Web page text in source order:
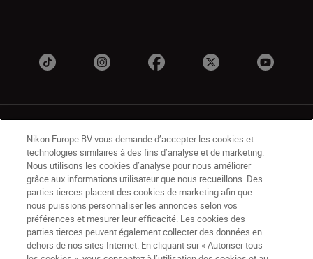
CH Nikon Sites
Contactez-nous
Avis de confidentialité
Conditions d’utilisation
CVG de la boutique Nikon Store
Notice d’information sur les cookies
Accessibilité
Nikon Europe BV vous demande d’accepter les cookies et
technologies similaires à des fins d’analyse et de marketing.
Nous utilisons les cookies d’analyse pour nous améliorer
grâce aux informations utilisateur que nous recueillons. Des
parties tierces placent des cookies de marketing afin que
nous puissions personnaliser les annonces selon vos
préférences et mesurer leur efficacité. Les cookies des
parties tierces peuvent également collecter des données en
dehors de nos sites Internet. En cliquant sur « Autoriser tous